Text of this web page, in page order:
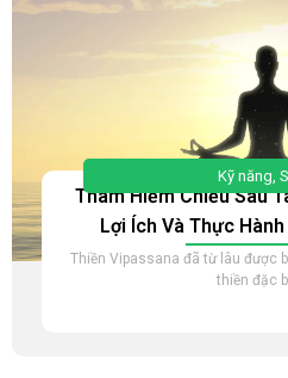
Kỹ năng,
Thám Hiểm Chiều Sâu
Lợi Ích Và Thực
Thiền Vipassana đã từ lâu được
thiền đặc